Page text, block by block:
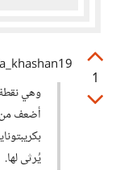
1
وهي
أضعف
يُرثى لها.